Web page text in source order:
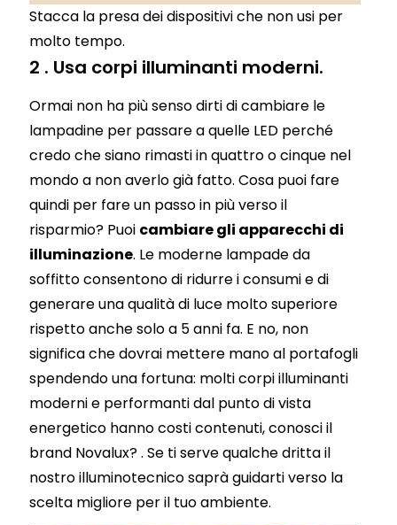
Stacca la presa dei dispositivi che non usi per
molto tempo.
2 . Usa corpi illuminanti moderni.
Ormai non ha più senso dirti di cambiare le
lampadine per passare a quelle LED perché
credo che siano rimasti in quattro o cinque nel
mondo a non averlo già fatto. Cosa puoi fare
quindi per fare un passo in più verso il
risparmio? Puoi cambiare gli apparecchi di
illuminazione. Le moderne lampade da
soffitto consentono di ridurre i consumi e di
generare una qualità di luce molto superiore
rispetto anche solo a 5 anni fa. E no, non
significa che dovrai mettere mano al portafogli
spendendo una fortuna: molti corpi illuminanti
moderni e performanti dal punto di vista
energetico hanno costi contenuti, conosci il
brand Novalux? . Se ti serve qualche dritta il
nostro illuminotecnico saprà guidarti verso la
scelta migliore per il tuo ambiente.